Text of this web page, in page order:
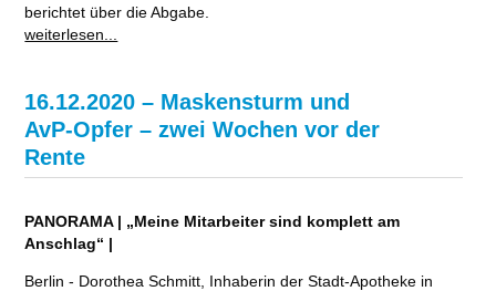
berichtet über die Abgabe.
weiterlesen...
16.12.2020 – Maskensturm und
AvP-Opfer – zwei Wochen vor der
Rente
PANORAMA | „Meine Mitarbeiter sind komplett am
Anschlag“ |
Berlin - Dorothea Schmitt, Inhaberin der Stadt-Apotheke in